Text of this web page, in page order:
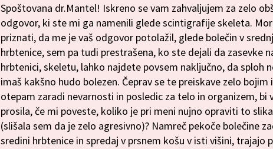
Spoštovana dr.Mantel! Iskreno se vam zahvaljujem za zelo
odgovor, ki ste mi ga namenili glede scintigrafije skeleta.
priznati, da me je vaš odgovor potolažil, glede bolečin v
hrbtenice, sem pa tudi prestrašena, ko ste dejali da zasevke
hrbtenici, skeletu, lahko najdete povsem naključno, da sploh
imaš kakšno hudo bolezen. Čeprav se te preiskave zelo bojim
otepam zaradi nevarnosti in posledic za telo in organizem, bi
prosila, če mi poveste, koliko je pri meni nujno opraviti to
(slišala sem da je zelo agresivno)? Namreč pekoče bolečine
sredini hrbtenice in spredaj v prsnem košu v isti višini, trajajo